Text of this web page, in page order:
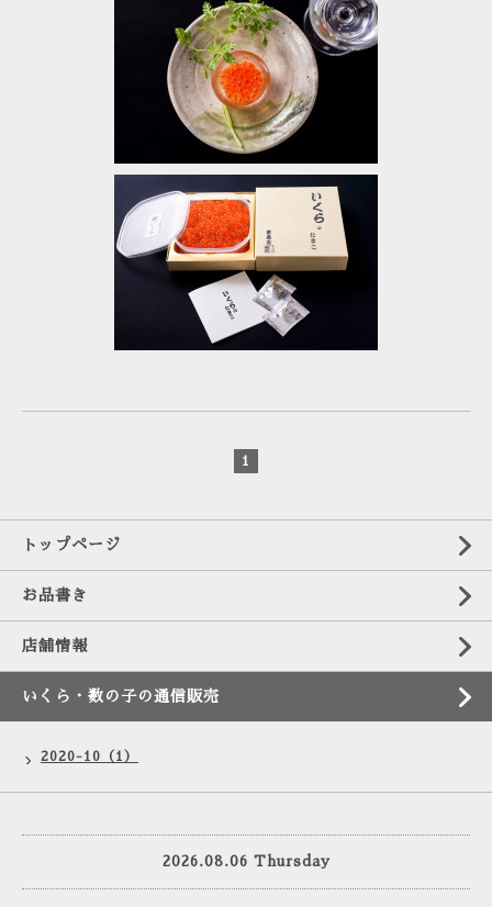
1
トップページ
お品書き
店舗情報
いくら・数の子の通信販売
2020-10（1）
2026.08.06 Thursday